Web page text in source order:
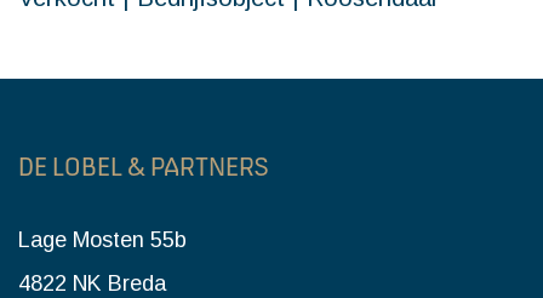
DE LOBEL & PARTNERS
Lage Mosten 55b
4822 NK Breda